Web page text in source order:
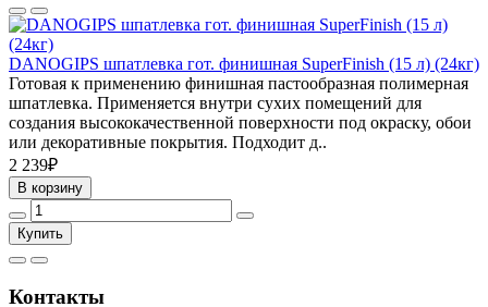
DANOGIPS шпатлевка гот. финишная SuperFinish (15 л) (24кг)
Готовая к применению финишная пастообразная полимерная
шпатлевка. Применяется внутри сухих помещений для
создания высококачественной поверхности под окраску, обои
или декоративные покрытия. Подходит д..
2 239₽
В корзину
Купить
Контакты